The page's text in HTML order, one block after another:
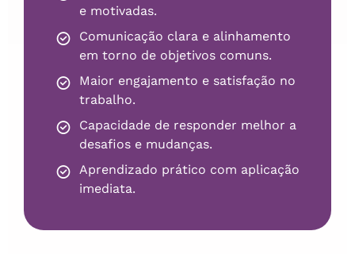
e motivadas.
Comunicação clara e alinhamento
em torno de objetivos comuns.
Maior engajamento e satisfação no
trabalho.
Capacidade de responder melhor a
desafios e mudanças.
Aprendizado prático com aplicação
imediata.